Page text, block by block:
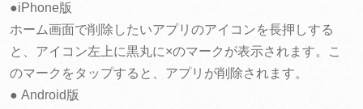
●iPhone版
ホーム画面で削除したいアプリのアイコンを長押しする
と、アイコン左上に黒丸に×のマークが表示されます。こ
のマークをタップすると、アプリが削除されます。
● Android版